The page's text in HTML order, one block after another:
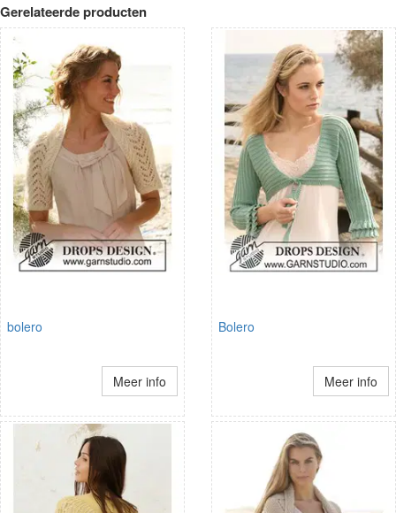
Gerelateerde producten
bolero
Meer info
Bolero
Meer info